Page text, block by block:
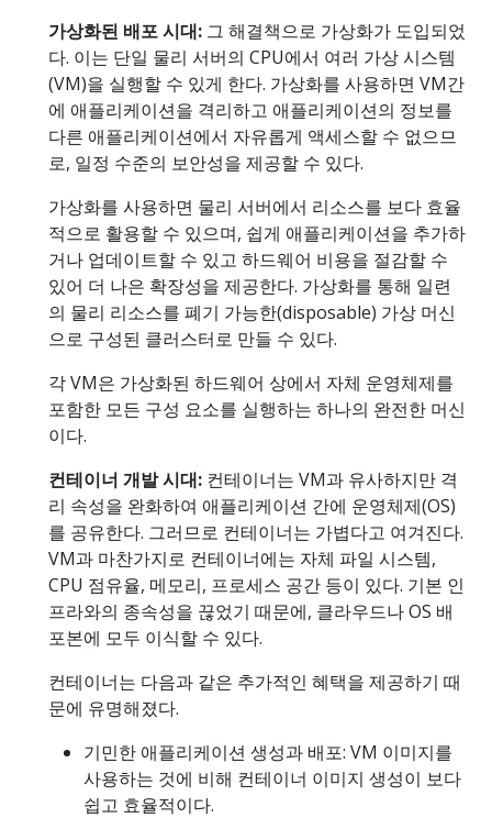
가상화된 배포 시대: 그 해결책으로 가상화가 도입되었
다. 이는 단일 물리 서버의 CPU에서 여러 가상 시스템
(VM)을 실행할 수 있게 한다. 가상화를 사용하면 VM간
에 애플리케이션을 격리하고 애플리케이션의 정보를
다른 애플리케이션에서 자유롭게 액세스할 수 없으므
로, 일정 수준의 보안성을 제공할 수 있다.
가상화를 사용하면 물리 서버에서 리소스를 보다 효율
적으로 활용할 수 있으며, 쉽게 애플리케이션을 추가하
거나 업데이트할 수 있고 하드웨어 비용을 절감할 수
있어 더 나은 확장성을 제공한다. 가상화를 통해 일련
의 물리 리소스를 폐기 가능한(disposable) 가상 머신
으로 구성된 클러스터로 만들 수 있다.
각 VM은 가상화된 하드웨어 상에서 자체 운영체제를
포함한 모든 구성 요소를 실행하는 하나의 완전한 머신
이다.
컨테이너 개발 시대: 컨테이너는 VM과 유사하지만 격
리 속성을 완화하여 애플리케이션 간에 운영체제(OS)
를 공유한다. 그러므로 컨테이너는 가볍다고 여겨진다.
VM과 마찬가지로 컨테이너에는 자체 파일 시스템,
CPU 점유율, 메모리, 프로세스 공간 등이 있다. 기본 인
프라와의 종속성을 끊었기 때문에, 클라우드나 OS 배
포본에 모두 이식할 수 있다.
컨테이너는 다음과 같은 추가적인 혜택을 제공하기 때
문에 유명해졌다.
기민한 애플리케이션 생성과 배포: VM 이미지를
사용하는 것에 비해 컨테이너 이미지 생성이 보다
쉽고 효율적이다.